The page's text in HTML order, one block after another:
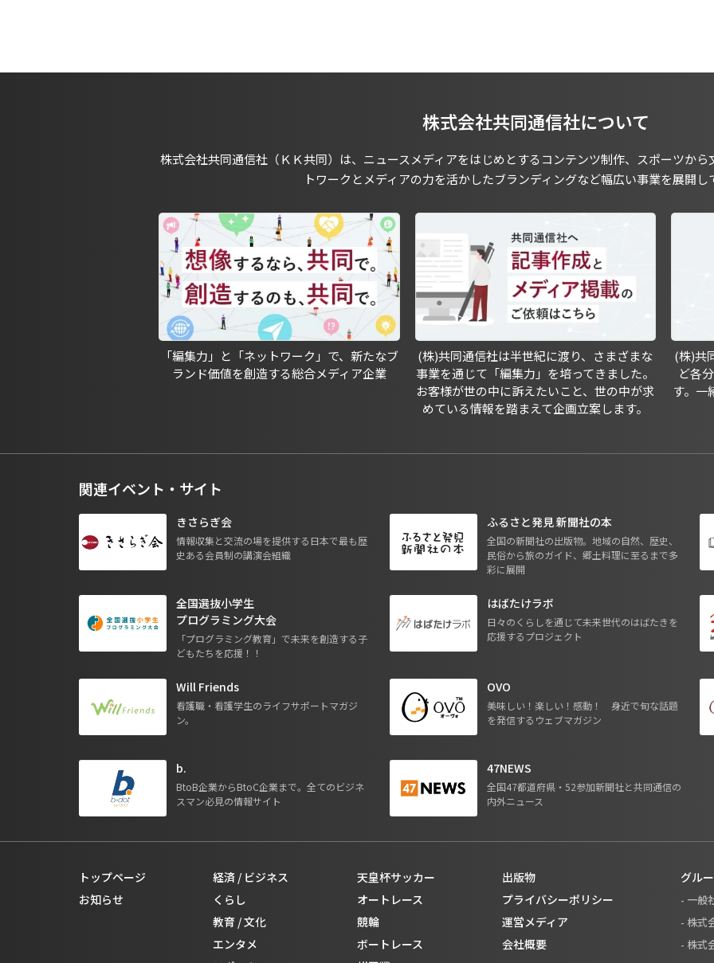
株式会社共同通信社について
株式会社共同通信社（ＫＫ共同）は、ニュースメディアをはじめとするコンテンツ制作、スポーツか
トワークとメディアの力を活かしたブランディングなど幅広い事業を展開し
「編集力」と「ネットワーク」で、新たなブ
ランド価値を創造する総合メディア企業
(株)共同通信社は半世紀に渡り、さまざまな
事業を通じて「編集力」を培ってきました。
お客様が世の中に訴えたいこと、世の中が求
めている情報を踏まえて企画立案します。
(株)共
ど各
す。一
関連イベント・サイト
きさらぎ会
情報収集と交流の場を提供する日本で最も歴
史ある会員制の講演会組織
ふるさと発見 新聞社の本
全国の新聞社の出版物。地域の自然、歴史、
民俗から旅のガイド、郷土料理に至るまで多
彩に展開
全国選抜小学生
プログラミング大会
「プログラミング教育」で未来を創造する子
どもたちを応援！！
はばたけラボ
日々のくらしを通じて未来世代のはばたきを
応援するプロジェクト
Will Friends
看護職・看護学生のライフサポートマガジ
ン。
OVO
美味しい！楽しい！感動！ 身近で旬な話題
を発信するウェブマガジン
b.
BtoB企業からBtoC企業まで。全てのビジネ
スマン必見の情報サイト
47NEWS
全国47都道府県・52参加新聞社と共同通信の
内外ニュース
トップページ
お知らせ
経済 / ビジネス
くらし
教育 / 文化
エンタメ
天皇杯サッカー
オートレース
競輪
ボートレース
出版物
プライバシーポリシー
運営メディア
会社概要
グル
- 一般
- 株式
- 株式